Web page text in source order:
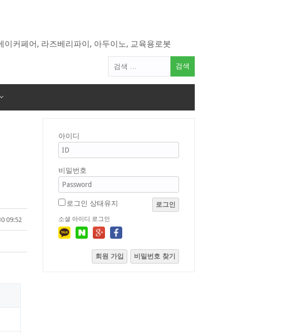
커페어, 라즈베리파이, 아두이노, 교육용로봇
색
09:52
아이디
비밀번호
로그인 상태유지 로그인
소셜 아이디 로그인
회원 가입 비밀번호 찾기